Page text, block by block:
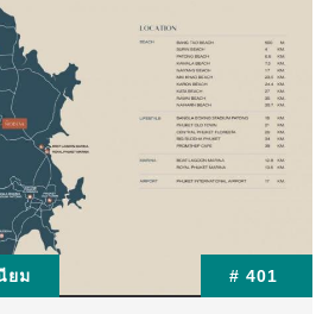
ยม # 401